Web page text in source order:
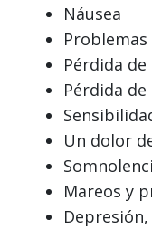
Náusea
Pérdida
Pérdida
Un dolor
Mareos y